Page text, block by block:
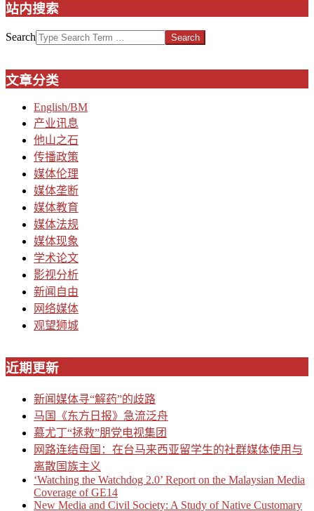
站内搜索
Search
文章分类
English/BM
产业讯息
他山之石
传播政策
媒体伦理
媒体垄断
媒体教育
媒体法规
媒体现象
学术论文
影视分析
新闻自由
网络媒体
观望狮城
近期更新
新闻媒体寻“解药”的歧路
马国《东方日报》急流泛舟
慕尤丁“拯救”朋党电视集团
网路连结母国：在台马来西亚留学生的社群媒体使用与
离散国族主义
‘Watching the Watchdog 2.0’ Report on the Malaysian Media
Coverage of GE14
New Media and Civil Society: A Study of Native Customary